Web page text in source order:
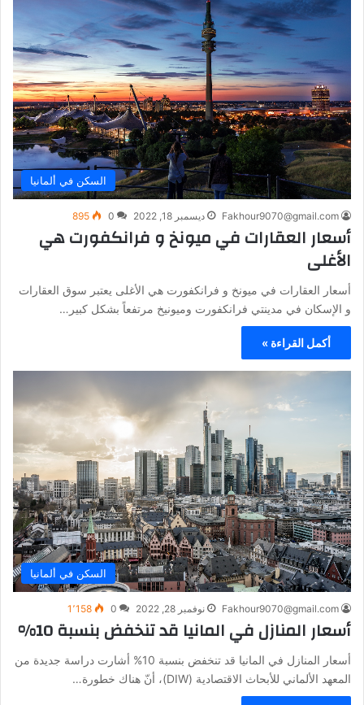
السكن في ألمانيا
Fakhour9070@gmail.com ديسمبر 18, 2022 0
895
أسعار العقارات في ميونخ و فرانكفورت هي
الأغلى
أسعار العقارات في ميونخ و فرانكفورت هي الأغلى يعتبر سوق العقارات
و الإسكان في مدينتي فرانكفورت وميونيخ مرتفعاً بشكل كبير…
أكمل القراءة »
السكن في ألمانيا
Fakhour9070@gmail.com نوفمبر 28, 2022 0 1٬158
أسعار المنازل في المانيا قد تنخفض بنسبة 10%
أسعار المنازل في المانيا قد تنخفض بنسبة 10% أشارت دراسة جديدة من
المعهد الألماني للأبحاث الاقتصادية (DIW)، أنّ هناك خطورة…